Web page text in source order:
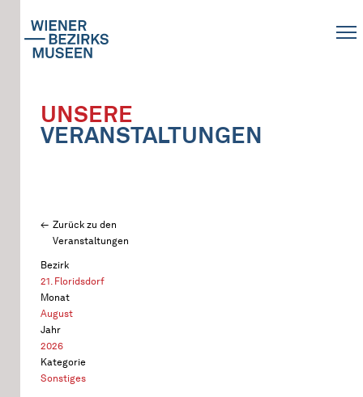
UNSERE
VERANSTALTUNGEN
Zurück zu den
Veranstaltungen
Bezirk
21. Floridsdorf
Monat
August
Jahr
2026
Kategorie
Sonstiges